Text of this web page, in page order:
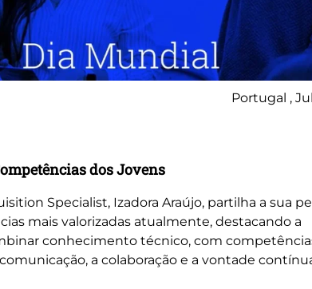
Portugal ,
dos Jovens
Specialist, Izadora Araújo, partilha a sua
mais valorizadas atualmente, destacando a
conhecimento técnico, com
a colaboração e a vontade